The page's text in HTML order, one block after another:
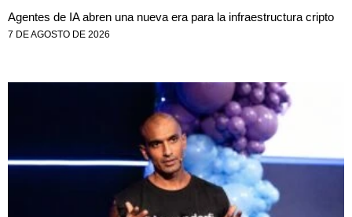
Agentes de IA abren una nueva era para la infraestructura cripto
7 DE AGOSTO DE 2026